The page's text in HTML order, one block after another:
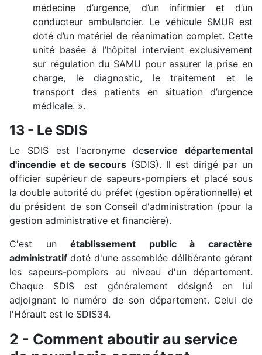
médecine d’urgence, d’un infirmier et d’un
conducteur ambulancier. Le véhicule SMUR est
doté d’un matériel de réanimation complet. Cette
unité basée à l’hôpital intervient exclusivement
sur régulation du SAMU pour assurer la prise en
charge, le diagnostic, le traitement et le
transport des patients en situation d’urgence
médicale. ».
13 - Le SDIS
Le SDIS est l'acronyme deservice départemental
d'incendie et de secours (SDIS). Il est dirigé par un
officier supérieur de sapeurs-pompiers et placé sous
la double autorité du préfet (gestion opérationnelle) et
du président de son Conseil d'administration (pour la
gestion administrative et financière).
C'est unétablissement public à caractère
administratif doté d'une assemblée délibérante gérant
les sapeurs-pompiers au niveau d'un département.
Chaque SDIS est généralement désigné en lui
adjoignant le numéro de son département. Celui de
l'Hérault est le SDIS34.
2 - Comment aboutir au service